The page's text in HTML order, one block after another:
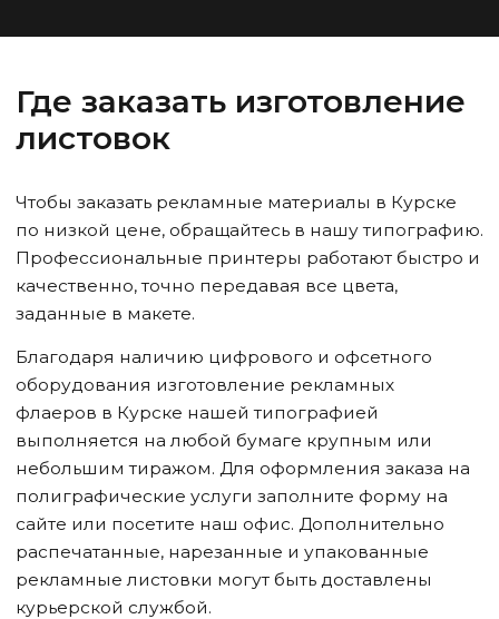
Где заказать изготовление
листовок
Чтобы заказать рекламные материалы в Курске
по низкой цене, обращайтесь в нашу типографию.
Профессиональные принтеры работают быстро и
качественно, точно передавая все цвета,
заданные в макете.
Благодаря наличию цифрового и офсетного
оборудования изготовление рекламных
флаеров в Курске нашей типографией
выполняется на любой бумаге крупным или
небольшим тиражом. Для оформления заказа на
полиграфические услуги заполните форму на
сайте или посетите наш офис. Дополнительно
распечатанные, нарезанные и упакованные
рекламные листовки могут быть доставлены
курьерской службой.